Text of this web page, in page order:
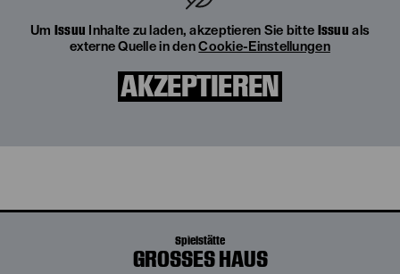
Um Issuu Inhalte zu laden, akzeptieren Sie bitte Issuu als
externe Quelle in denCookie-Einstellungen
AKZEPTIEREN
Spielstätte
GROSSES HAUS